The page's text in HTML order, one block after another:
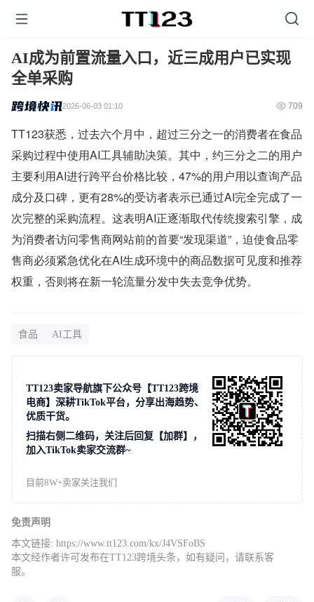
AI成为前置流量入口，近三成用户已实现
全单采购
2026-06-03 01:10 709
TT123获悉，过去六个月中，超过三分之一的消费者在食品
采购过程中使用AI工具辅助决策。其中，约三分之二的用户
主要利用AI进行跨平台价格比较，47%的用户用以查询产品
成分及口碑，更有28%的受访者表示已通过AI完全完成了一
次完整的采购流程。这表明AI正逐渐取代传统搜索引擎，成
为消费者访问零售商网站前的首要“发现渠道”，迫使食品零
售商必须紧急优化在AI生成环境中的商品数据可见度和推荐
权重，否则将在新一轮流量分发中失去竞争优势。
食品 AI工具
TT123卖家导航旗下公众号【TT123跨境
电商】深耕TikTok平台，分享出海趋势、
优质干货。
扫描右侧二维码，关注后回复【加群】，
加入TikTok卖家交流群~
目前8W+卖家关注我们
免责声明
本文链接: https://www.tt123.com/kx/J4VSFoBS
本文经作者许可发布在TT123跨境头条，如有疑问，请联系客
服。